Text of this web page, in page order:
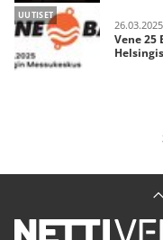
UUTISET
26.03.2025
Vene 25